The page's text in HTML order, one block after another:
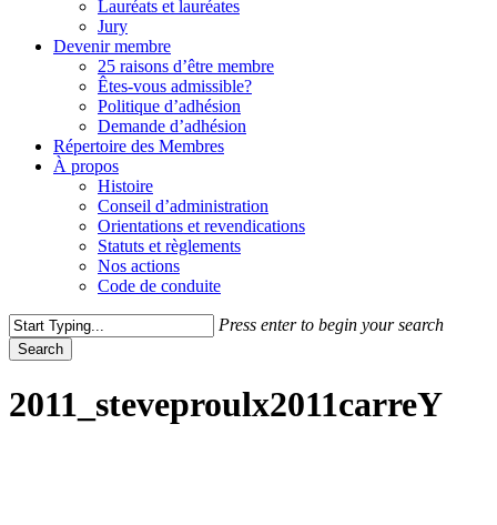
Lauréats et lauréates
Jury
Devenir membre
25 raisons d’être membre
Êtes-vous admissible?
Politique d’adhésion
Demande d’adhésion
Répertoire des Membres
À propos
Histoire
Conseil d’administration
Orientations et revendications
Statuts et règlements
Nos actions
Code de conduite
Press enter to begin your search
Search
Search
2011_steveproulx2011carreY